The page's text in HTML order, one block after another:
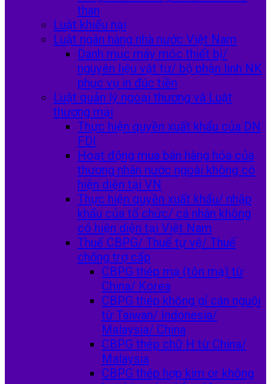
than
Luật khiếu nại
Luật ngân hàng nhà nước Việt Nam
Danh mục máy móc thiết bị/
nguyên liệu vật tư/ bộ phận linh NK
phục vụ in đúc tiền
Luật quản lý ngoại thương và Luật
thương mại
Thực hiện quyền xuất khẩu của DN
FDI
Hoạt động mua bán hàng hóa của
thương nhân nước ngoài không có
hiện diện tại VN
Thực hiện quyền xuất khẩu/ nhập
khẩu của tổ chức/ cá nhân không
có hiện diện tại Việt Nam
Thuế CBPG/ Thuế tự vệ/ Thuế
chống trợ cấp
CBPG thép mạ (tôn mạ) từ
China/ Korea
CBPG thép không gỉ cán nguội
từ Taiwan/ Indonesia/
Malaysia/ China
CBPG thép chữ H từ China/
Malaysia
CBPG thép hợp kim or không